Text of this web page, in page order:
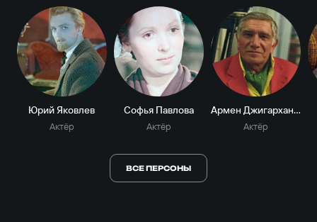
Юрий Яковлев
Актёр
Софья Павлова
Актёр
Армен Джигарханян
Актёр
ВСЕ ПЕРСОНЫ